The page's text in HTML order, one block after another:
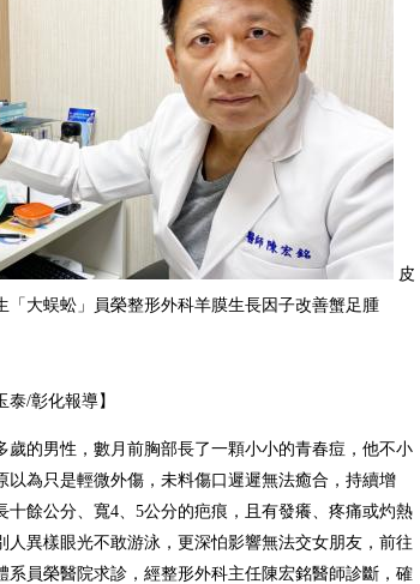
皮
「大蜈蚣」員榮整形外科羊膜生長因子改善蟹足腫
泰/彰化報導】
歲的男性，數月前胸部長了一顆小小的青春痘，他不小
以為只是輕微外傷，未料傷口遲遲無法癒合，持續增
十餘公分、寬4、5公分的疤痕，且有發癢、疼痛或灼熱
人異樣眼光不敢游泳，更深怕影響無法交女朋友，前往
系員榮醫院求診，經整形外科主任陳宏銘醫師診斷，確